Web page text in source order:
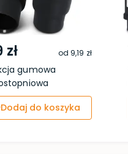
zł od 9,19 zł
gumowa
Dodaj do koszyka